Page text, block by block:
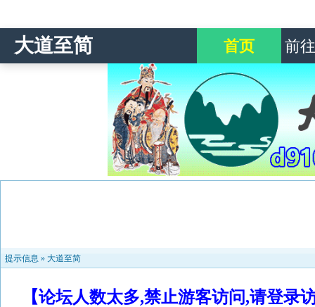
大道至简 首页 前
提示信息 » 大道至简
【论坛人数太多,禁止游客访问,请登